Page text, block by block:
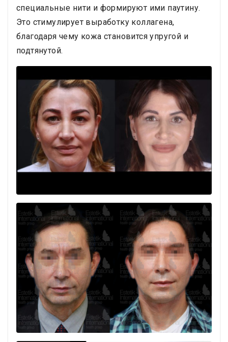
специальные нити и формируют ими паутину.
Это стимулирует выработку коллагена,
благодаря чему кожа становится упругой и
подтянутой.